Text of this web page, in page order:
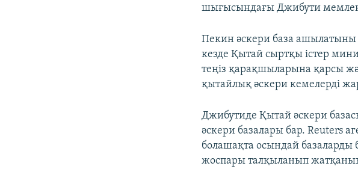
шығысындағы Джибути
Пекин әскери база
кезде Қытай сыртқы істер
теңіз қарақшыларына қарсы
қытайлық әскери кемелерді
Джибутиде Қытай әскери
әскери базалары бар. Reuters
болашақта осындай базаларды
жоспары талқыланып